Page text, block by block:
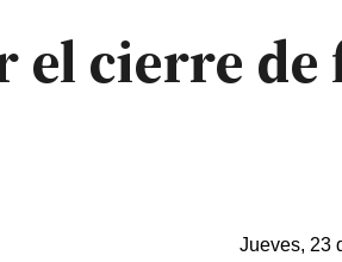
el cierre
Jueves, 23